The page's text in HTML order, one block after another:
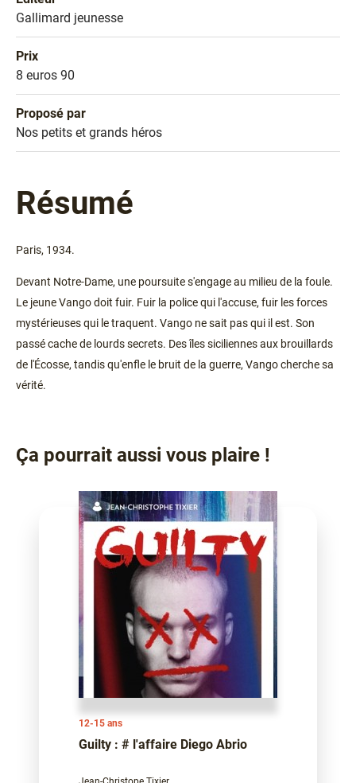
Éditeur
Gallimard jeunesse
Prix
Prix
8 euros 90
Proposé par
Sélection
Nos petits et grands héros
Résumé
Paris, 1934.
Devant Notre-Dame, une poursuite s'engage au milieu de la foule.
Le jeune Vango doit fuir. Fuir la police qui l'accuse, fuir les forces
mystérieuses qui le traquent. Vango ne sait pas qui il est. Son
passé cache de lourds secrets. Des îles siciliennes aux brouillards
de l'Écosse, tandis qu'enfle le bruit de la guerre, Vango cherche sa
vérité.
Ça pourrait aussi vous plaire !
12-15 ans
Guilty : # l'affaire Diego Abrio